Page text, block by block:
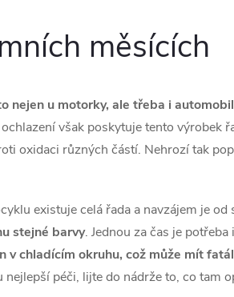
měsících
nejen u motorky, ale třeba i
však poskytuje tento výrobek
oxidaci různých částí. Nehrozí tak
existuje celá řada a navzájem je
stejné barvy. Jednou za čas je
chladícím okruhu, což může mít
péči, lijte do nádrže to, co tam